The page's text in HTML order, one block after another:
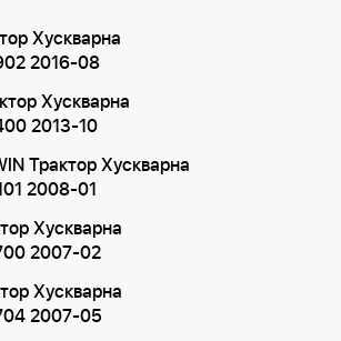
Хускварна
2016-08
Хускварна
2013-10
Трактор Хускварна
2008-01
Хускварна
2007-02
Хускварна
2007-05